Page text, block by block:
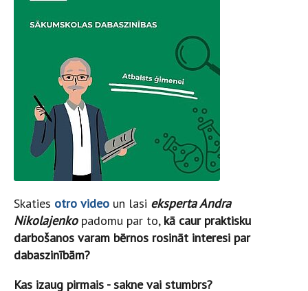
Skaties otro video un lasi eksperta Andra
Nikolajenkopadomu par to, kā caur praktisku
darbošanos varam bērnos rosināt interesi par
dabaszinībām?
Kas izaug pirmais - sakne vai stumbrs?